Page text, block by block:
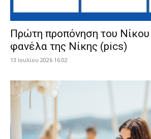
Πρώτη προπόνηση του
φανέλα της Νίκης (pics)
13 Ιουλίου 2026 16:02